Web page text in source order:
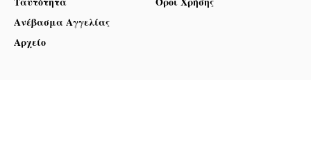
Ανέβασμα Αγγελίας
Αρχείο